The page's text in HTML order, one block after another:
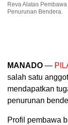
Reva Alatas
Penurunan Bendera.
MANADO —
salah satu
mendapatkan
penurunan
Profil pembawa